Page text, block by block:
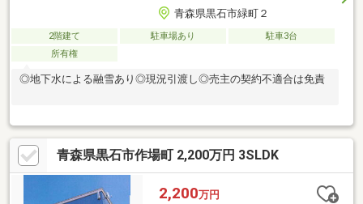
青森県黒石市緑町２
2階建て 駐車場あり
駐車3台
所有権
◎地下水による融雪あり◎現況引渡し◎売主の契約不適合は免責
青森県黒石市作場町 2,200万円 3SLDK
2,200万円